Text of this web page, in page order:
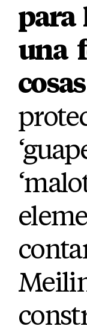
para
una
cosas